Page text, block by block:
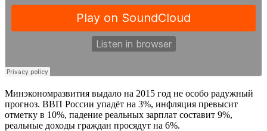
Минэкономразвития выдало на 2015 год не особо радужный
прогноз. ВВП России упадёт на 3%, инфляция превысит
отметку в 10%, падение реальных зарплат составит 9%,
реальные доходы граждан просядут на 6%.